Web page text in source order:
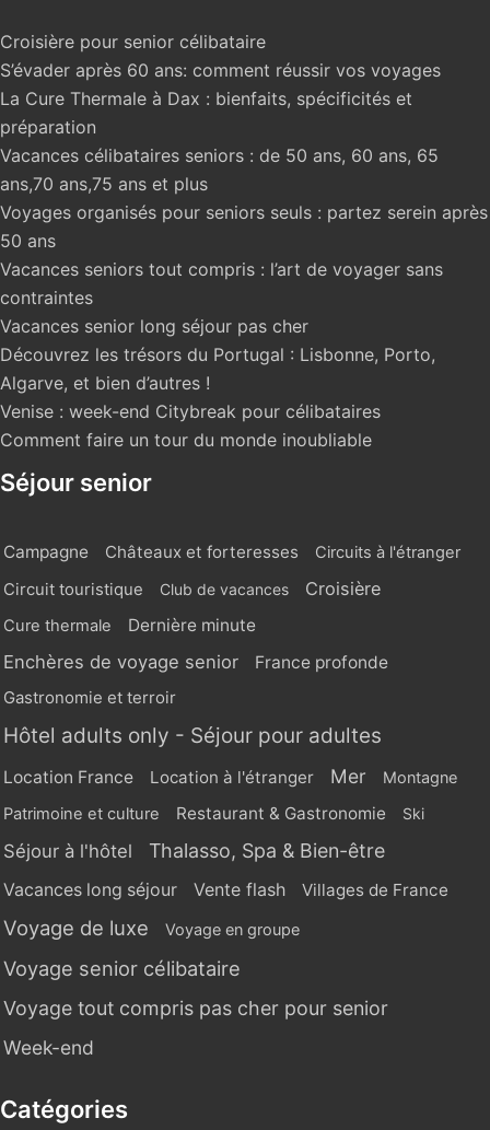
Croisière pour senior célibataire
S’évader après 60 ans: comment réussir vos voyages
La Cure Thermale à Dax : bienfaits, spécificités et
préparation
Vacances célibataires seniors : de 50 ans, 60 ans, 65
ans,70 ans,75 ans et plus
Voyages organisés pour seniors seuls : partez serein après
50 ans
Vacances seniors tout compris : l’art de voyager sans
contraintes
Vacances senior long séjour pas cher
Découvrez les trésors du Portugal : Lisbonne, Porto,
Algarve, et bien d’autres !
Venise : week-end Citybreak pour célibataires
Comment faire un tour du monde inoubliable
Séjour senior
Campagne Châteaux et forteresses
Circuits à l'étranger
Circuit touristique
Club de vacances Croisière
Cure thermale Dernière minute
Enchères de voyage senior
France profonde
Gastronomie et terroir
Hôtel adults only - Séjour pour adultes
Location France Location à l'étranger Mer Montagne
Patrimoine et culture Restaurant & Gastronomie Ski
Séjour à l'hôtel Thalasso, Spa & Bien-être
Vacances long séjour Vente flash Villages de France
Voyage de luxe Voyage en groupe
Voyage senior célibataire
Voyage tout compris pas cher pour senior
Week-end
Catégories